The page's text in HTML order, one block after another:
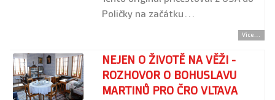
Poličky na začátku…
Více...
NEJEN O ŽIVOTĚ NA VĚŽI -
ROZHOVOR O BOHUSLAVU
MARTINŮ PRO ČRO VLTAVA